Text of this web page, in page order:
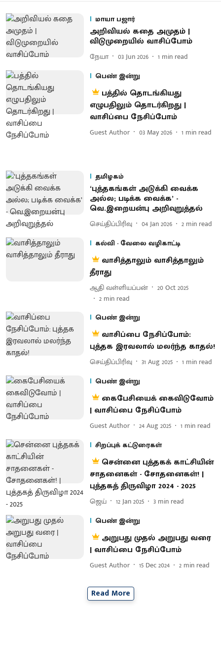
மாயா பஜார்
அறிவியல் கதை அமுதம் |
விடுமுறையில் வாசிப்போம்
நேயா 03 Jun 2026 1 min read
பெண் இன்று
பத்தில் தொடங்கியது
எழுபதிலும் தொடர்கிறது |
வாசிப்பை நேசிப்போம்
Guest Author 03 May 2026 1 min read
தமிழகம்
‘புத்தகங்கள் அடுக்கி வைக்க
அல்ல; படிக்க வைக்க’ -
வெ.இறையன்பு அறிவுறுத்தல்
செய்திப்பிரிவு 04 Jan 2026 2 min read
கல்வி - வேலை வழிகாட்டி
வாசித்தாலும் வாசித்தாலும்
தீராது
ஆதி வள்ளியப்பன்
20 Oct 2025
2 min read
பெண் இன்று
வாசிப்பை நேசிப்போம்:
புத்தக இரவலால் மலர்ந்த காதல்!
செய்திப்பிரிவு 31 Aug 2025 1 min read
பெண் இன்று
கைபேசியைக் கைவிடுவோம்
| வாசிப்பை நேசிப்போம்
Guest Author 24 Aug 2025 1 min read
சிறப்புக் கட்டுரைகள்
சென்னை புத்தகக் காட்சியின்
சாதனைகள் - சோதனைகள்! |
புத்தகத் திருவிழா 2024 - 2025
ஜெய் 12 Jan 2025 3 min read
பெண் இன்று
அறுபது முதல் அறுபது வரை
| வாசிப்பை நேசிப்போம்
Guest Author 15 Dec 2024 2 min read
Read More